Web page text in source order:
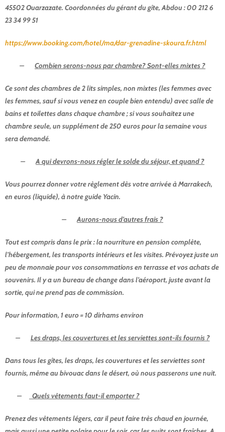
45502 Ouarzazate. Coordonnées du gérant du gîte, Abdou : 00 212 6
23 34 99 51
https://www.booking.com/hotel/ma/dar-grenadine-skoura.fr.html
– Combien serons-nous par chambre? Sont-elles mixtes ?
Ce sont des chambres de 2 lits simples, non mixtes (les femmes avec
les femmes, sauf si vous venez en couple bien entendu) avec salle de
bains et toilettes dans chaque chambre ; si vous souhaitez une
chambre seule, un supplément de 250 euros pour la semaine vous
sera demandé.
–A qui devrons-nous régler le solde du séjour, et quand ?
Vous pourrez donner votre règlement dès votre arrivée à Marrakech,
en euros (liquide), à notre guide Yacin.
–Aurons-nous d’autres frais ?
Tout est compris dans le prix : la nourriture en pension complète,
l’hébergement, les transports intérieurs et les visites. Prévoyez juste un
peu de monnaie pour vos consommations en terrasse et vos achats de
souvenirs. Il y a un bureau de change dans l’aéroport, juste avant la
sortie, qui ne prend pas de commission.
Pour information, 1 euro = 10 dirhams environ
– Les draps, les couvertures et les serviettes sont-ils fournis ?
Dans tous les gîtes, les draps, les couvertures et les serviettes sont
fournis, même au bivouac dans le désert, où nous passerons une nuit.
– Quels vêtements faut-il emporter ?
Prenez des vêtements légers, car il peut faire très chaud en journée,